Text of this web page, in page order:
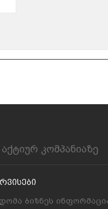
აქტიურ კომპანიაზე
ბიზნეს